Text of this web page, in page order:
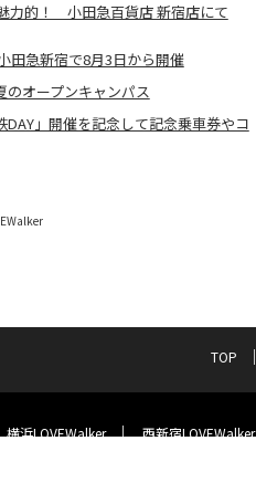
力的！ 小田急百貨店 新宿店にて
急新宿で8月3日から開催
オープンキャンパス
」開催を記念して記念乗車券やコ
TOP
横浜LOVEWalker 西新宿LOVEWalker